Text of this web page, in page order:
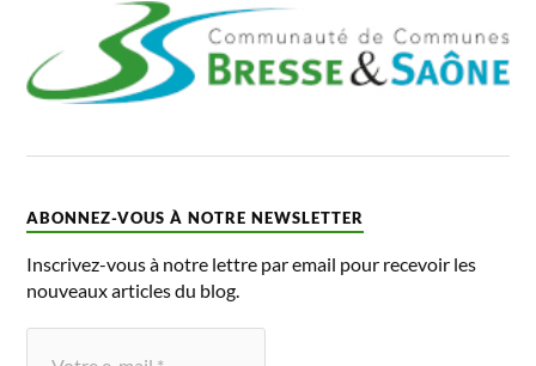
ABONNEZ-VOUS À NOTRE NEWSLETTER
Inscrivez-vous à notre lettre par email pour recevoir les
nouveaux articles du blog.